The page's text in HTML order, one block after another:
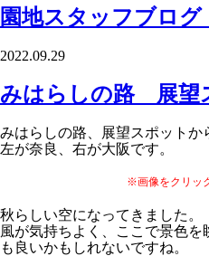
園地スタッフブログ
2022.09.29
みはらしの路 展望
みはらしの路、展望スポットか
左が奈良、右が大阪です。
※画像をクリッ
秋らしい空になってきました。
風が気持ちよく、ここで景色
も良いかもしれないですね。